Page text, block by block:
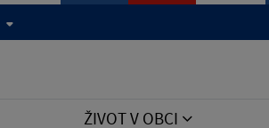
ŽIVOT V OBCI